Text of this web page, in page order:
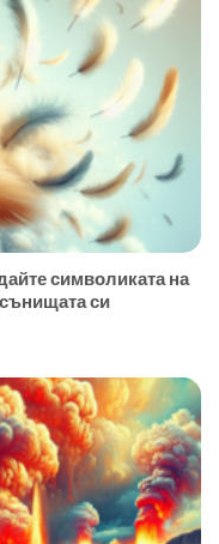
символиката на
си